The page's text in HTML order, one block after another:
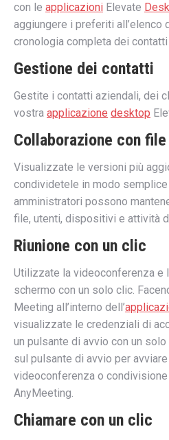
con le applicazioni Elevate
aggiungere i preferiti all’elenco
cronologia completa dei
Gestione dei contatti
Gestite i contatti aziendali, dei
vostra applicazione desktop
Collaborazione con
Visualizzate le versioni più
condividetele in modo semplice
amministratori possono
file, utenti, dispositivi e attività
Riunione con un clic
Utilizzate la videoconferenza e
schermo con un solo clic.
Meeting all’interno dell’
visualizzate le credenziali di
un pulsante di avvio con un
sul pulsante di avvio per avviare
videoconferenza o
AnyMeeting.
Chiamare con un clic